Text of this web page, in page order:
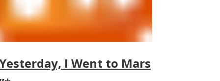
I Went to Mars